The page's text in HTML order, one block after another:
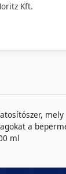
Kft.
mely
a
ml